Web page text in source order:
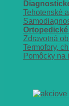
Tehotenské
Zdravotná
Termofory,
Pomôcky na